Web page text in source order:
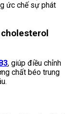
ức chế sự phát
, giúp điều chỉnh
chất béo trung